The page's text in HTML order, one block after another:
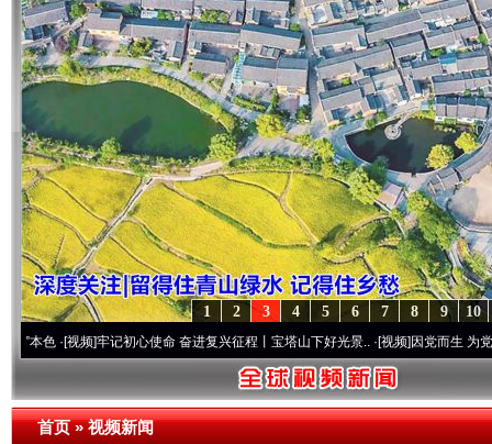
10
9
8
7
6
5
4
3
2
1
牢记初心使命 奋进复兴征程丨宝塔山下好光景..·[视频]因党而生 为党而战——百
首页»视频新闻